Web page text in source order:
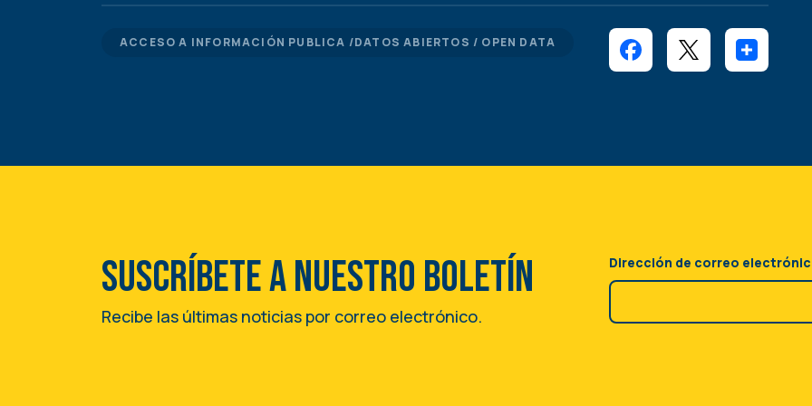
ACCESO A INFORMACIÓN PUBLICA /DATOS ABIERTOS / OPEN DATA
Suscríbete a nuestro boletín
Recibe las últimas noticias por correo electrónico.
Dirección de correo